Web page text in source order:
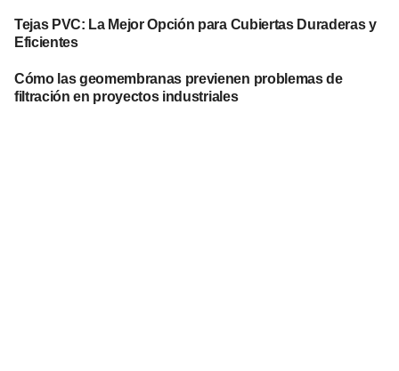
Tejas PVC: La Mejor Opción para Cubiertas Duraderas y
Eficientes
Cómo las geomembranas previenen problemas de
filtración en proyectos industriales